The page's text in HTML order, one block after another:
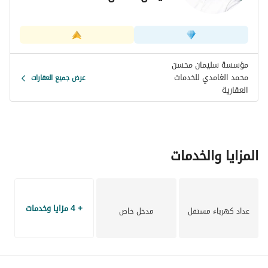
في زيادة قيمة العقارات. لا تفوت هذه الفرصة للاستثمار في
مستقبلك. اتصل بنا اليوم لتحديد موعد لزيارة المكان ورؤية
الإمكانات التي يمكن أن تقدمها هذه الفيلا. اتخذ الخطوة الأولى
نحو جعلها لك!
مؤسسة سليمان محسن
محمد الغامدي للخدمات
العقارية
عرض جميع العقارات
المزايا والخدمات
عداد كهرباء مستقل مدخل خاص + 4 مزايا وخدمات